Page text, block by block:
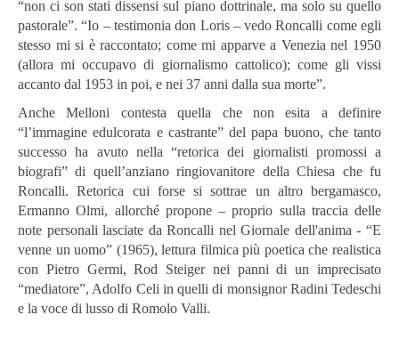
“non ci son stati dissensi sul piano dottrinale, ma solo su quello
pastorale”. “Io – testimonia don Loris – vedo Roncalli come egli
stesso mi si è raccontato; come mi apparve a Venezia nel 1950
(allora mi occupavo di giornalismo cattolico); come gli vissi
accanto dal 1953 in poi, e nei 37 anni dalla sua morte”.
Anche Melloni contesta quella che non esita a definire
“l’immagine edulcorata e castrante” del papa buono, che tanto
successo ha avuto nella “retorica dei giornalisti promossi a
biografi” di quell’anziano ringiovanitore della Chiesa che fu
Roncalli. Retorica cui forse si sottrae un altro bergamasco,
Ermanno Olmi, allorché propone – proprio sulla traccia delle
note personali lasciate da Roncalli nel Giornale dell'anima - “E
venne un uomo” (1965), lettura filmica più poetica che realistica
con Pietro Germi, Rod Steiger nei panni di un imprecisato
“mediatore”, Adolfo Celi in quelli di monsignor Radini Tedeschi
e la voce di lusso di Romolo Valli.